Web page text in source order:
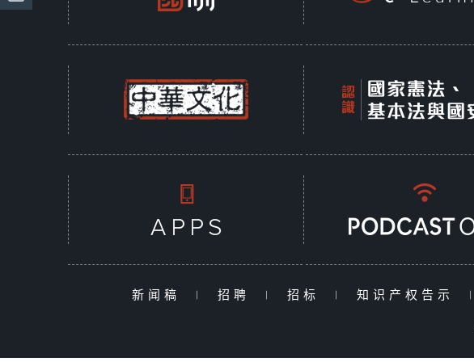
新闻稿 | 招聘 | 招标 | 知识产权告示 |